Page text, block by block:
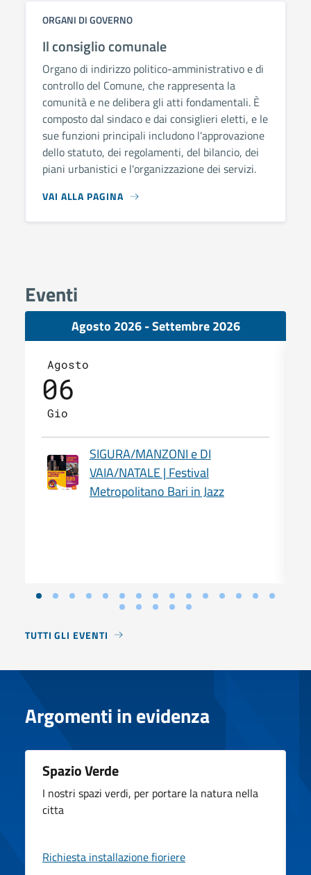
ORGANI DI GOVERNO
Il consiglio comunale
Organo di indirizzo politico-amministrativo e di
controllo del Comune, che rappresenta la
comunità e ne delibera gli atti fondamentali. È
composto dal sindaco e dai consiglieri eletti, e le
sue funzioni principali includono l'approvazione
dello statuto, dei regolamenti, del bilancio, dei
piani urbanistici e l'organizzazione dei servizi.
VAI ALLA PAGINA
Eventi
Agosto 2026 - Settembre 2026
Agosto
06
Gio
SIGURA/MANZONI e DI
VAIA/NATALE | Festival
Metropolitano Bari in Jazz
TUTTI GLI EVENTI
Argomenti in evidenza
Spazio Verde
I nostri spazi verdi, per portare la natura nella
citta
Richiesta installazione fioriere